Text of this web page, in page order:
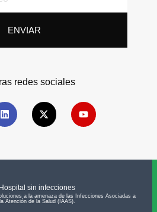
ENVIAR
redes sociales
Hospital sin infecciones
a la amenaza de las Infecciones Asociadas a
la Atención de la Salud (IAAS).​